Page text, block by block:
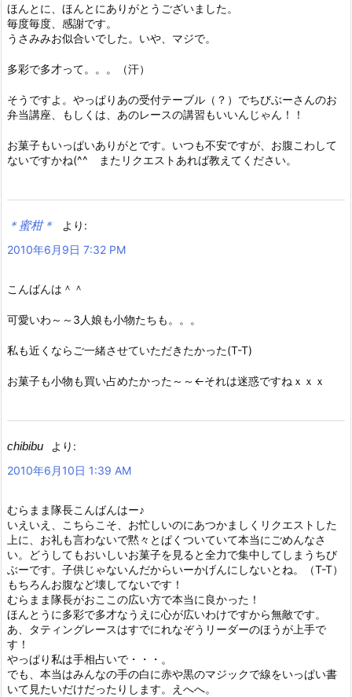
ほんとに、ほんとにありがとうございました。
毎度毎度、感謝です。
うさみみお似合いでした。いや、マジで。
多彩で多才って。。。（汗）
そうですよ。やっぱりあの受付テーブル（？）でちびぶーさんのお
弁当講座、もしくは、あのレースの講習もいいんじゃん！！
お菓子もいっぱいありがとです。いつも不安ですが、お腹こわして
ないですかね(^^ゞまたリクエストあれば教えてください。
＊蜜柑＊
より:
2010年6月9日 7:32 PM
こんばんは＾＾
可愛いわ～～3人娘も小物たちも。。。
私も近くならご一緒させていただきたかった(T-T)
お菓子も小物も買い占めたかった～～←それは迷惑ですねｘｘｘ
chibibu
より:
2010年6月10日 1:39 AM
むらまま隊長こんばんはー♪
いえいえ、こちらこそ、お忙しいのにあつかましくリクエストした
上に、お礼も言わないで黙々とぱくついていて本当にごめんなさ
い。どうしてもおいしいお菓子を見ると全力で集中してしまうちび
ぶーです。子供じゃないんだからいーかげんにしないとね。（T-T）
もちろんお腹など壊してないです！
むらまま隊長がおここの広い方で本当に良かった！
ほんとうに多彩で多才なうえに心が広いわけですから無敵です。
あ、タティングレースはすでにれなぞうリーダーのほうが上手で
す！
やっぱり私は手相占いで・・・。
でも、本当はみんなの手の白に赤や黒のマジックで線をいっぱい書
いて見たいだけだったりします。えへへ。